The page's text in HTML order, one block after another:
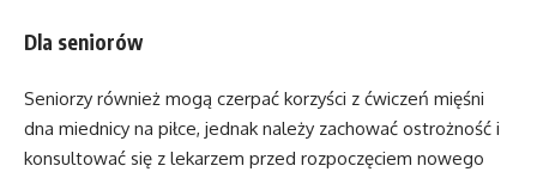
Dla seniorów
Seniorzy również mogą czerpać korzyści z ćwiczeń mięśni
dna miednicy na piłce, jednak należy zachować ostrożność i
konsultować się z lekarzem przed rozpoczęciem nowego